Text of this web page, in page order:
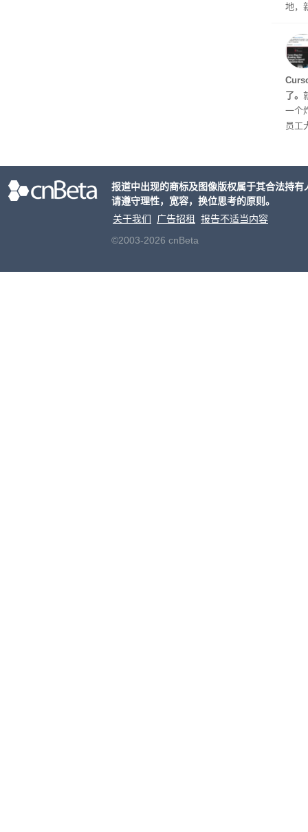
地，
了。
一个
员工
个品
报道中出现的商标及图像版权属于其合法持
请遵守理性，宽容，换位思考的原则。
关于我们
广告招租
报告不适当内容
©2003-2026 cnBeta